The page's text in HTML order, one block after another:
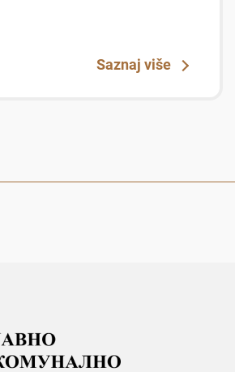
Saznaj više